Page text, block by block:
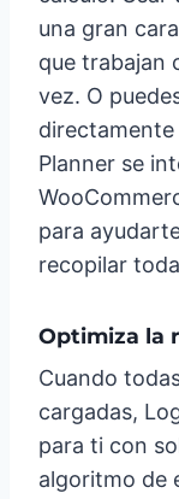
una gran
que trabajan
vez. O
Planner se
para
recopilar
Optimiza la
Cuando
cargadas,
para ti con
algoritmo de